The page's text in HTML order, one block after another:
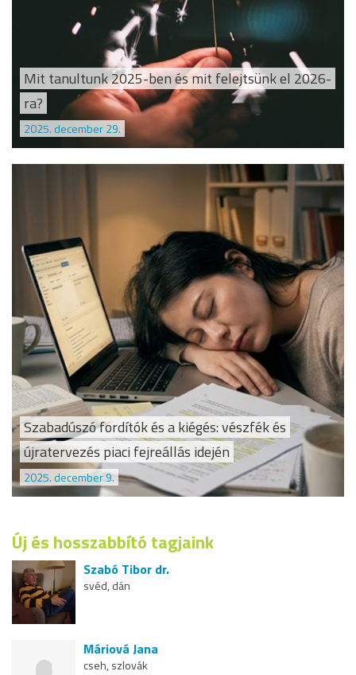
Mit tanultunk 2025-ben és mit felejtsünk el 2026-
ra?
2025. december 29.
Szabadúszó fordítók és a kiégés: vészfék és
újratervezés piaci fejreállás idején
2025. december 9.
Új és hosszabbító tagjaink
Szabó Tibor dr.
svéd, dán
Máriová Jana
cseh, szlovák